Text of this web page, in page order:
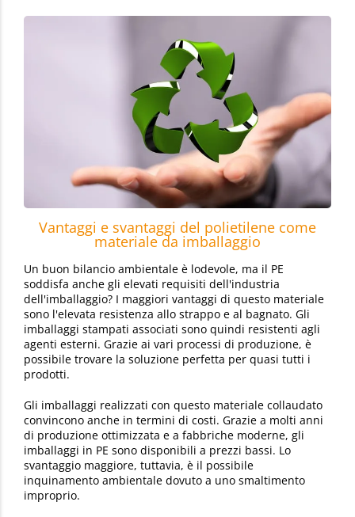
Vantaggi e svantaggi del polietilene come
materiale da imballaggio
Un buon bilancio ambientale è lodevole, ma il PE
soddisfa anche gli elevati requisiti dell'industria
dell'imballaggio? I maggiori vantaggi di questo materiale
sono l'elevata resistenza allo strappo e al bagnato. Gli
imballaggi stampati associati sono quindi resistenti agli
agenti esterni. Grazie ai vari processi di produzione, è
possibile trovare la soluzione perfetta per quasi tutti i
prodotti.
Gli imballaggi realizzati con questo materiale collaudato
convincono anche in termini di costi. Grazie a molti anni
di produzione ottimizzata e a fabbriche moderne, gli
imballaggi in PE sono disponibili a prezzi bassi. Lo
svantaggio maggiore, tuttavia, è il possibile
inquinamento ambientale dovuto a uno smaltimento
improprio.